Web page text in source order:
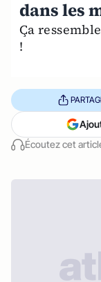
dans les
Ça
!
Écoutez cet